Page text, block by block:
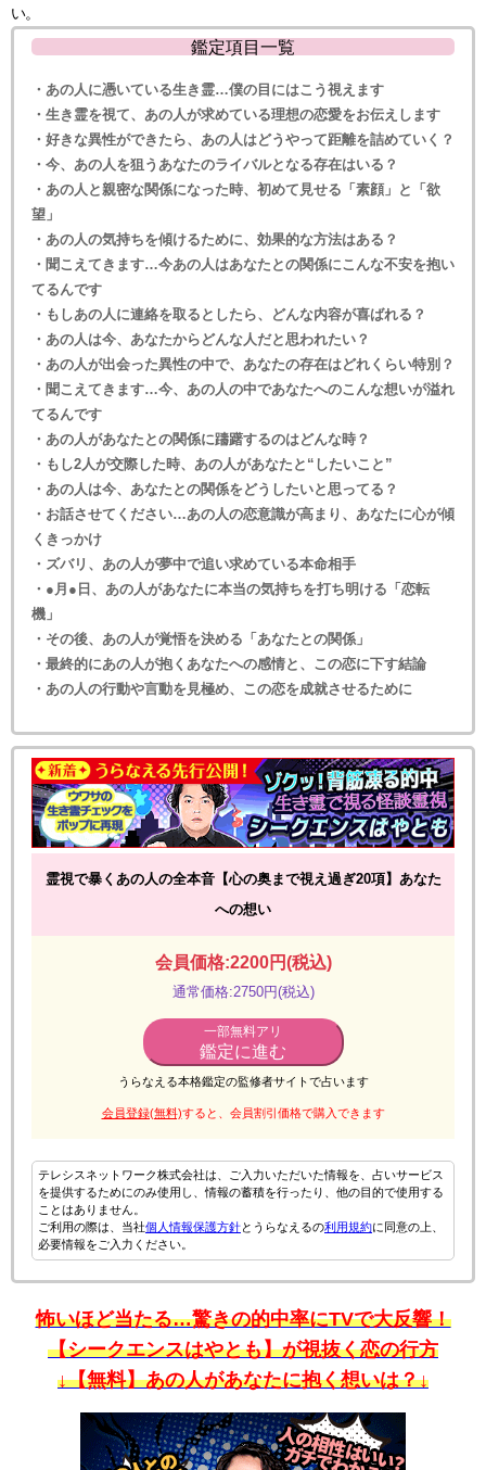
い。
鑑定項目一覧
・あの人に憑いている生き霊…僕の目にはこう視えます
・生き霊を視て、あの人が求めている理想の恋愛をお伝えします
・好きな異性ができたら、あの人はどうやって距離を詰めていく？
・今、あの人を狙うあなたのライバルとなる存在はいる？
・あの人と親密な関係になった時、初めて見せる「素顔」と「欲
望」
・あの人の気持ちを傾けるために、効果的な方法はある？
・聞こえてきます…今あの人はあなたとの関係にこんな不安を抱い
てるんです
・もしあの人に連絡を取るとしたら、どんな内容が喜ばれる？
・あの人は今、あなたからどんな人だと思われたい？
・あの人が出会った異性の中で、あなたの存在はどれくらい特別？
・聞こえてきます…今、あの人の中であなたへのこんな想いが溢れ
てるんです
・あの人があなたとの関係に躊躇するのはどんな時？
・もし2人が交際した時、あの人があなたと“したいこと”
・あの人は今、あなたとの関係をどうしたいと思ってる？
・お話させてください…あの人の恋意識が高まり、あなたに心が傾
くきっかけ
・ズバリ、あの人が夢中で追い求めている本命相手
・●月●日、あの人があなたに本当の気持ちを打ち明ける「恋転
機」
・その後、あの人が覚悟を決める「あなたとの関係」
・最終的にあの人が抱くあなたへの感情と、この恋に下す結論
・あの人の行動や言動を見極め、この恋を成就させるために
霊視で暴くあの人の全本音【心の奥まで視え過ぎ20項】あなた
への想い
会員価格:2200円(税込)
通常価格:2750円(税込)
一部無料アリ
鑑定に進む
うらなえる本格鑑定の監修者サイトで占います
会員登録(無料)すると、会員割引価格で購入できます
テレシスネットワーク株式会社は、ご入力いただいた情報を、占いサービス
を提供するためにのみ使用し、情報の蓄積を行ったり、他の目的で使用する
ことはありません。
ご利用の際は、当社個人情報保護方針とうらなえるの利用規約に同意の上、
必要情報をご入力ください。
怖いほど当たる…驚きの的中率にTVで大反響！
【シークエンスはやとも】が視抜く恋の行方
↓【無料】あの人があなたに抱く想いは？↓